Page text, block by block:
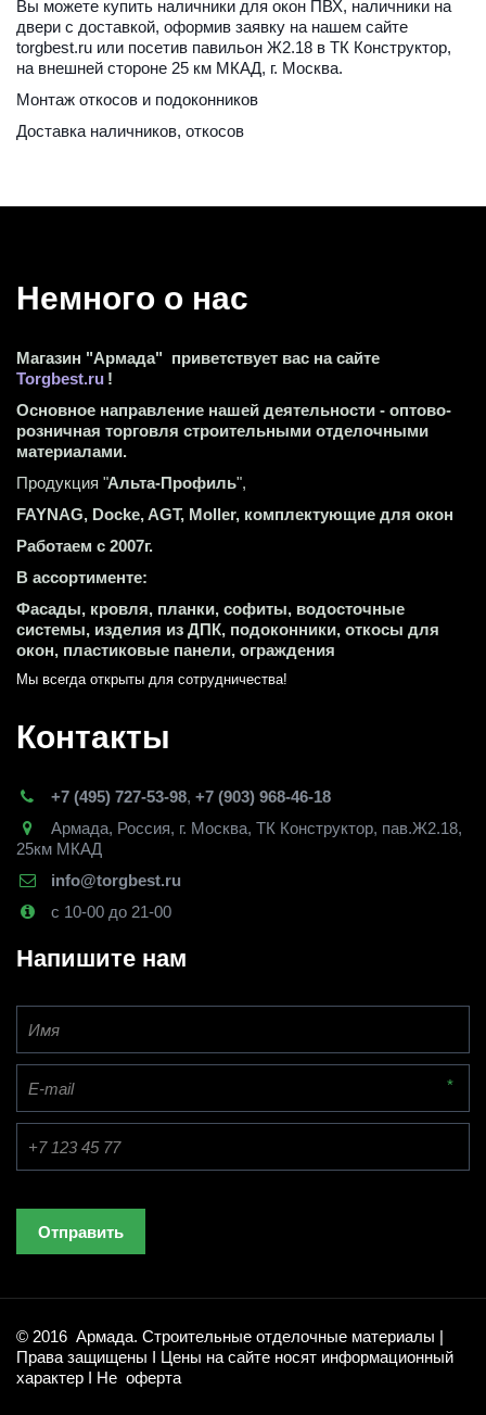
Вы можете купить наличники для окон ПВХ, наличники на
двери с доставкой, оформив заявку на нашем сайте
torgbest.ru или посетив павильон Ж2.18 в ТК Конструктор,
на внешней стороне 25 км МКАД, г. Москва.
Монтаж откосов и подоконников
Доставка наличников, откосов
Немного о нас
Магазин "Армада"  приветствует вас на сайте
Torgbest.ru !
Основное направление нашей деятельности - оптово-
розничная торговля строительными отделочными
материалами.
Продукция "Альта-Профиль",
FAYNAG, Docke, AGT, Moller, комплектующие для окон
Работаем с 2007г.
В ассортименте:
Фасады, кровля, планки, софиты, водосточные
системы, изделия из ДПК, подоконники, откосы для
окон, пластиковые панели, ограждения
Мы всегда открыты для сотрудничества!
Контакты
+7 (495) 727-53-98, +7 (903) 968-46-18
Армада, Россия, г. Москва, ТК Конструктор, пав.Ж2.18,
25км МКАД
info@torgbest.ru
с 10-00 до 21-00
Напишите нам
*
Отправить
© 2016  Армада. Строительные отделочные материалы |
Права защищены I Цены на сайте носят информационный
характер I Не  оферта